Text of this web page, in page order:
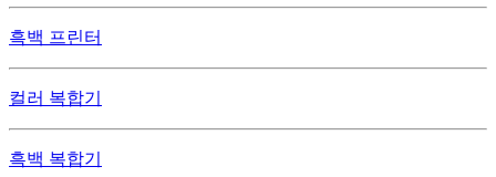
흑백 프린터
컬러 복합기
흑백 복합기